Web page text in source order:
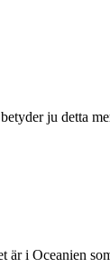
ju detta
är i Oceanien